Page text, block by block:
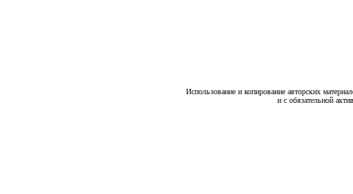
Использование и копирование авторских
и с обязательной